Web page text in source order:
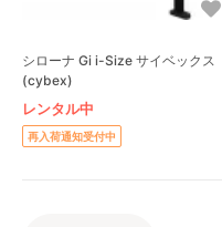
シローナ Gi i-Size サイベックス
(cybex)
レンタル中
再入荷通知受付中